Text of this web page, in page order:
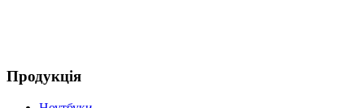
Продукція